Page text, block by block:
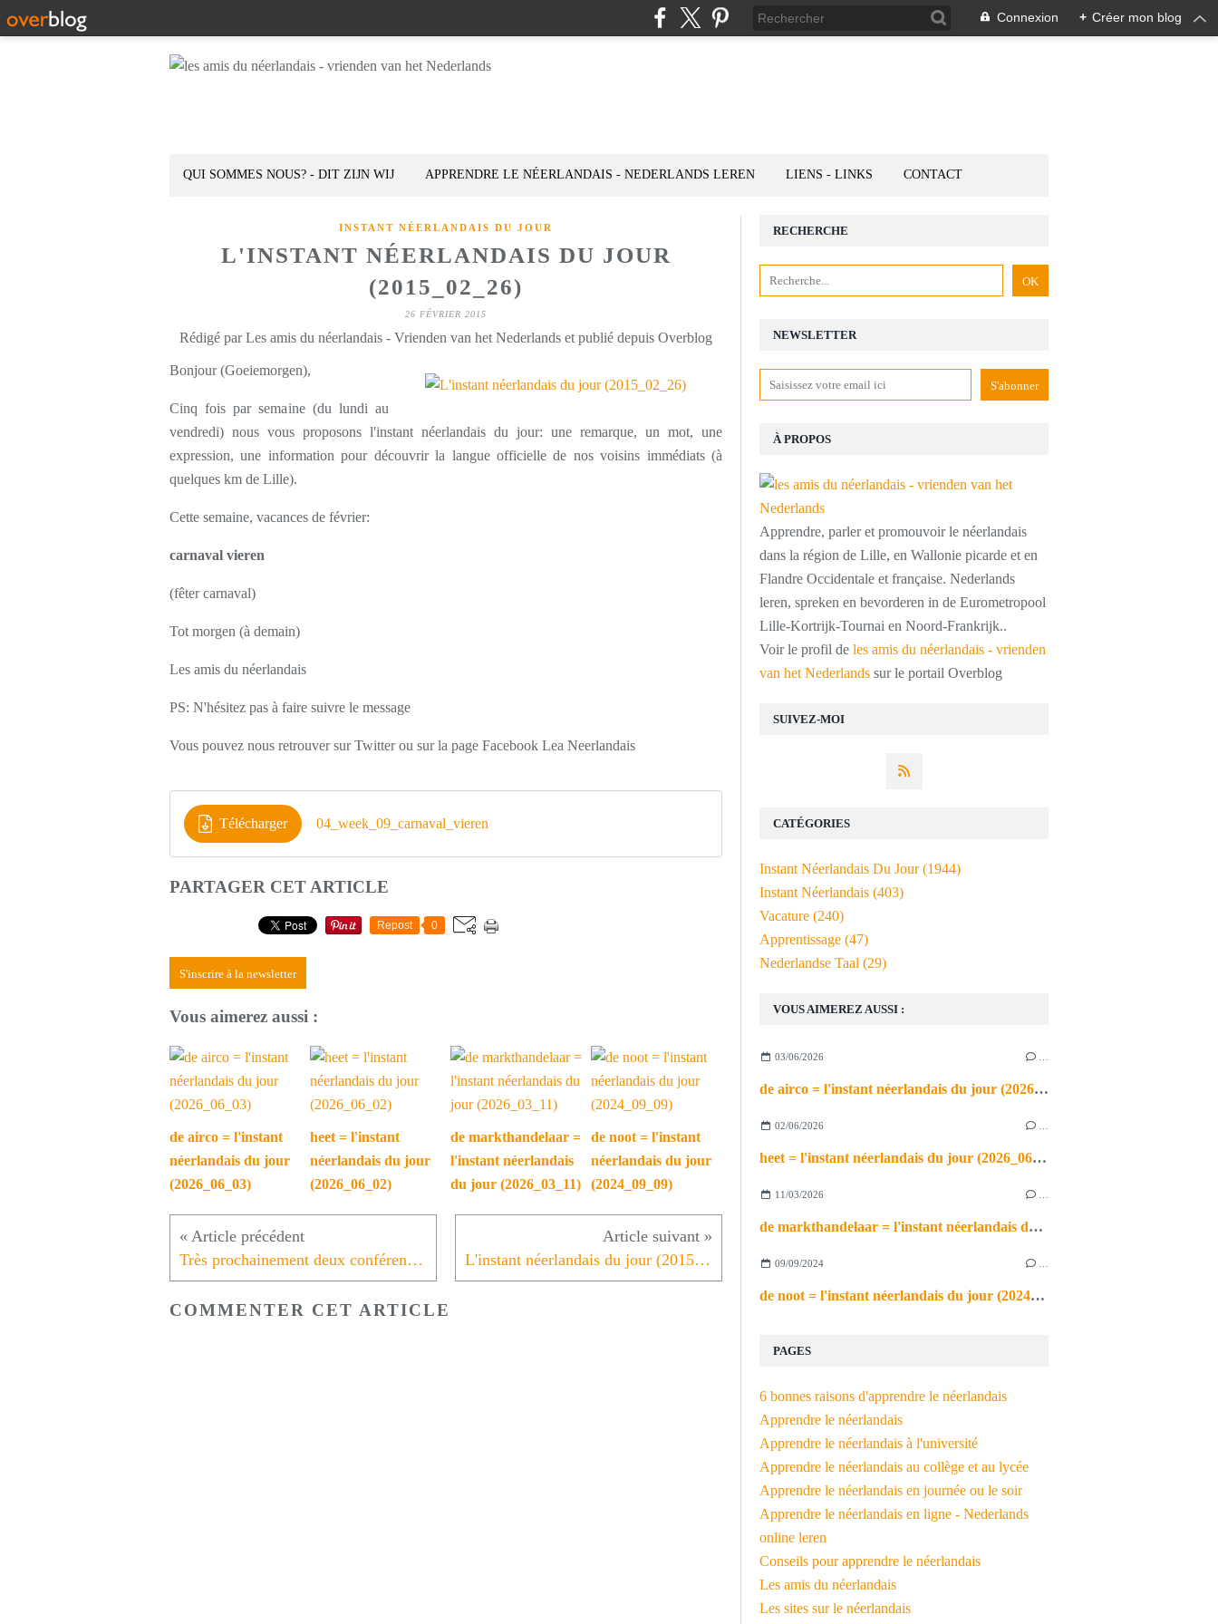
Connexion + Créer mon blog
QUI SOMMES NOUS? - DIT ZIJN WIJ APPRENDRE LE NÉERLANDAIS - NEDERLANDS LEREN LIENS - LINKS CONTACT
INSTANT NÉERLANDAIS DU JOUR
L'INSTANT NÉERLANDAIS DU JOUR
(2015_02_26)
26 FÉVRIER 2015
Rédigé par Les amis du néerlandais - Vrienden van het Nederlands et publié depuis Overblog
Bonjour (Goeiemorgen),
Cinq fois par semaine (du lundi au
vendredi) nous vous proposons l'instant néerlandais du jour: une remarque, un mot, une
expression, une information pour découvrir la langue officielle de nos voisins immédiats (à
quelques km de Lille).
Cette semaine, vacances de février:
carnaval vieren
(fêter carnaval)
Tot morgen (à demain)
Les amis du néerlandais
PS: N'hésitez pas à faire suivre le message
Vous pouvez nous retrouver sur Twitter ou sur la page Facebook Lea Neerlandais
Télécharger 04_week_09_carnaval_vieren
PARTAGER CET ARTICLE
Repost 0
S'inscrire à la newsletter
Vous aimerez aussi :
de airco = l'instant
néerlandais du jour
(2026_06_03)
heet = l'instant
néerlandais du jour
(2026_06_02)
de markthandelaar =
l'instant néerlandais
du jour (2026_03_11)
de noot = l'instant
néerlandais du jour
(2024_09_09)
Très prochainement deux conférences de Eric Vanneufville L'instant néerlandais du jour (2015_02_27)
COMMENTER CET ARTICLE
NEWSLETTER
SUIVEZ-MOI
RECHERCHE
À PROPOS
Apprendre, parler et promouvoir le néerlandais
dans la région de Lille, en Wallonie picarde et en
Flandre Occidentale et française. Nederlands
leren, spreken en bevorderen in de Eurometropool
Lille-Kortrijk-Tournai en Noord-Frankrijk..
Voir le profil de les amis du néerlandais - vrienden
van het Nederlands sur le portail Overblog
VOUS AIMEREZ AUSSI :
03/06/2026
de airco = l'instant néerlandais du jour (2026_06_03)
02/06/2026
heet = l'instant néerlandais du jour (2026_06_02)
11/03/2026
de markthandelaar = l'instant néerlandais du jour (2026_03_11)
09/09/2024
de noot = l'instant néerlandais du jour (2024_09_09)
PAGES
6 bonnes raisons d'apprendre le néerlandais
Apprendre le néerlandais
Apprendre le néerlandais à l'université
Apprendre le néerlandais au collège et au lycée
Apprendre le néerlandais en journée ou le soir
Apprendre le néerlandais en ligne - Nederlands
online leren
Conseils pour apprendre le néerlandais
Les amis du néerlandais
Les sites sur le néerlandais
CATÉGORIES
Instant Néerlandais Du Jour(1944)
Instant Néerlandais (403)
Vacature (240)
Apprentissage (47)
Nederlandse Taal (29)